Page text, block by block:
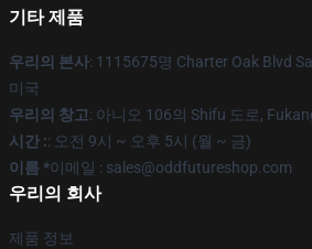
기타 제품
우리의 본사: 1115675명 Charter Oak Blvd
미국
우리의 창고: 아니오 106의 Shifu 도로,
시간 :: 오전 9시 ~ 오후 5시 (월 ~ 금)
이름 *이메일 : sales@oddfutureshop.com
우리의 회사
제품 정보